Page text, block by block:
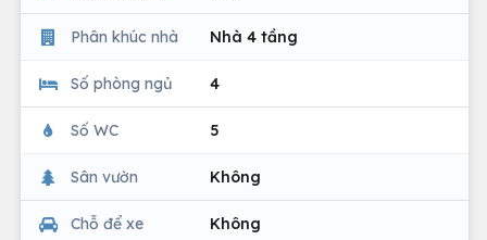
Phân khúc nhà Nhà 4 tầng
Số phòng ngủ 4
Số WC 5
Sân vườn Không
Chỗ để xe Không